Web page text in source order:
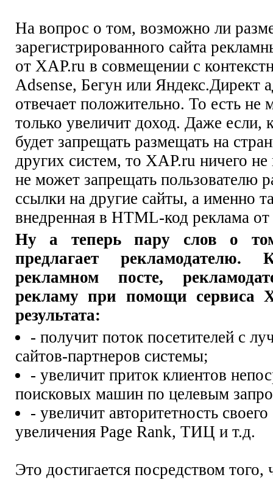
На вопрос о том, возможно ли
зарегистрированного сайта
от XAP.ru в совмещении с
Adsense, Бегун или Яндекс.Директ
отвечает положительно. То есть
только увеличит доход. Даже если,
будет запрещать размещать на
других систем, то XAP.ru ничего не
не может запрещать пользователю
ссылки на другие сайты, а именно
внедренная в HTML-код реклама
Ну а теперь пару слов о
предлагает
рекламном посте,
рекламу при помощи сервиса
результата:
- получит поток посетителей с
сайтов-партнеров системы;
- увеличит приток клиентов
поисковых машин по целевым
- увеличит авторитетность
увеличения Page Rank, ТИЦ и т.д.
Это достигается посредством того,